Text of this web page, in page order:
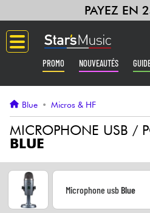
PAYEZ EN
PROMO NOUVEAUTÉS
Guitares & Basses
Claviers & Pianos
Blue • Micros & HF
MICROPHONE USB /
BLUE
Microphone usbBlue